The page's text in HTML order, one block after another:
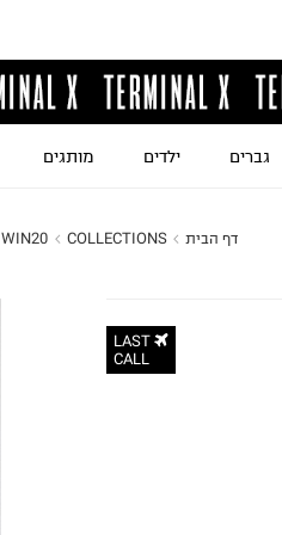
גברים ילדים מותגים
דף הבית COLLECTIONS
WIN20
LAST
CALL